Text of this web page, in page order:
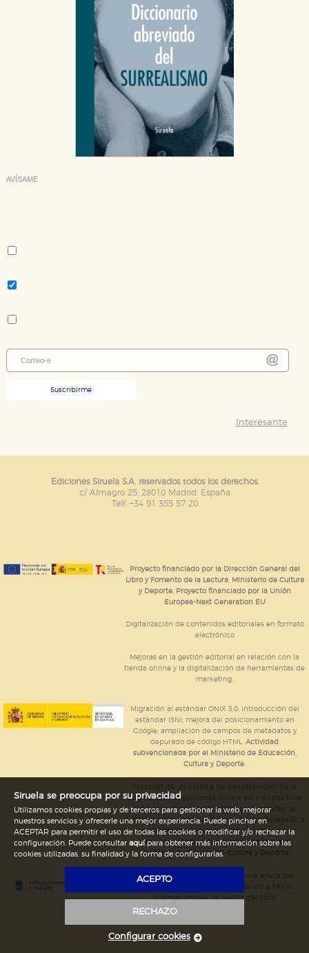
AVÍSAME
Suscribirme
Interesante
Ediciones Siruela S.A. reservados todos los derechos.
c/ Almagro 25. 28010 Madrid. España
Telf. +34 91 355 57 20
Proyecto financiado por la Dirección General del
Libro y Fomento de la Lectura, Ministerio de Cultura
y Deporte. Proyecto financiado por la Unión
Europea-Next Generation EU
Digitalización de contenidos editoriales en formato
electrónico
Mejoras en la gestión editorial en relación con la
tienda online y la digitalización de herramientas de
marketing.
Migración al estándar ONIX 3.0; introducción del
estándar ISNI; mejora del posicionamiento en
Google; ampliación de campos de metadatos y
depurado de código HTML.Actividad
subvencionada por el Ministerio de Educación,
Cultura y Deporte.
página web de ediciones Siruela para dispositivos
móviles en todos sus formatos para impulsar la
comercialización de contenidos culturales legales e
implementación de los recursos tecnológicos
necesarios.Actividad subvencionada por el
Ministerio de Educación, Cultura y Deporte.
Ediciones Siruela ha percibido una ayuda del
Legal
Siruela se preocupa por su privacidad
Utilizamos cookies propias y de terceros para gestionar la web, mejorar
nuestros servicios y ofrecerle una mejor experiencia. Puede pinchar en
ACEPTAR para permitir el uso de todas las cookies o modificar y/o rechazar la
configuración. Puede consultar aquípara obtener más información sobre las
cookies utilizadas, su finalidad y la forma de configurarlas.
ACEPTO
RECHAZO
Configurar cookies
GUARDAR CONFIGURACIÓN
Puede consultar nuestrapolítica de cookies